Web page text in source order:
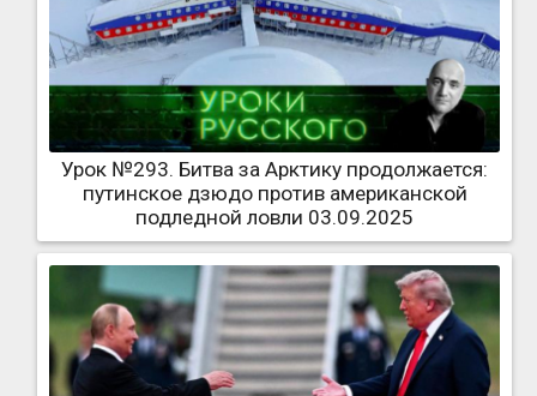
Урок №293. Битва за Арктику продолжается:
путинское дзюдо против американской
подледной ловли 03.09.2025